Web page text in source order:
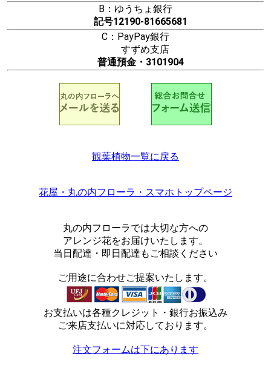
B：ゆうちょ銀行
記号12190-81665681
C：PayPay銀行
すずめ支店
普通預金・3101904
観葉植物一覧に戻る
花屋・丸の内フローラ・スマホトップページ
丸の内フローラでは大切な方への
アレンジ花をお届けいたします。
当日配達・即日配達もご相談ください
ご用途に合わせご提案いたします。
お支払いは各種クレジット・銀行お振込み
ご来店支払いに対応しております。
注文フォームは下にあります